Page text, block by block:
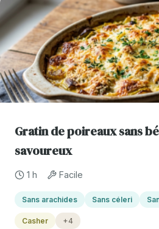
Gratin de poireaux sans
savoureux
1 h Facile
Sans arachides Sans céleri
Casher +4